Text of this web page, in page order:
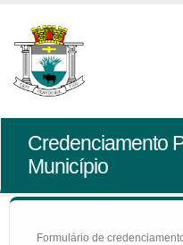
Credenciamento
Município
Formulário de